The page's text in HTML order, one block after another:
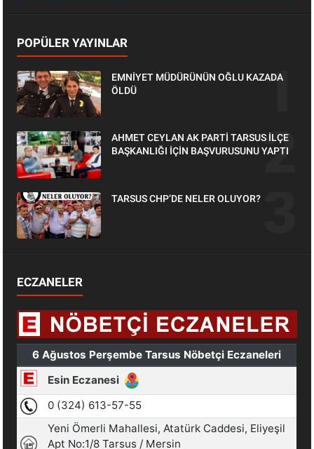
POPÜLER YAYINLAR
EMNİYET MÜDÜRÜNÜN OĞLU KAZADA
ÖLDÜ
AHMET CEYLAN AK PARTİ TARSUS İLÇE
BAŞKANLIĞI İÇİN BAŞVURUSUNU YAPTI
TARSUS CHP’DE NELER OLUYOR?
ECZANELER